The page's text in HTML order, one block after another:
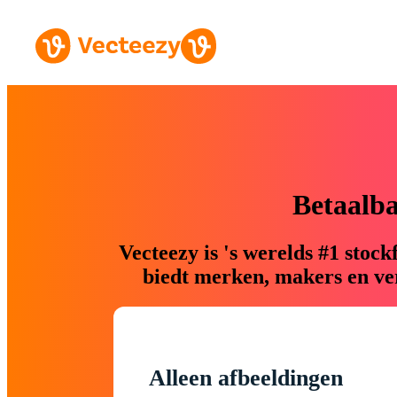
Vecteezy is 's werelds #1
biedt merken, makers en
Alleen afbeeldingen